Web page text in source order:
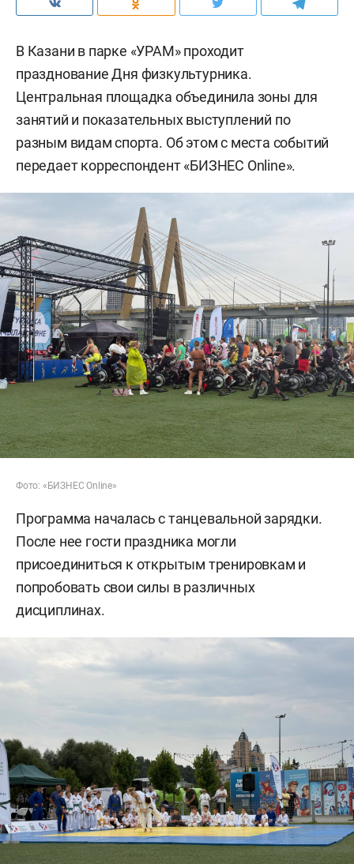
В Казани в парке «УРАМ» проходит
празднование Дня физкультурника.
Центральная площадка объединила зоны для
занятий и показательных выступлений по
разным видам спорта. Об этом с места событий
передает корреспондент «БИЗНЕС Online».
Фото: «БИЗНЕС Online»
Программа началась с танцевальной зарядки.
После нее гости праздника могли
присоединиться к открытым тренировкам и
попробовать свои силы в различных
дисциплинах.